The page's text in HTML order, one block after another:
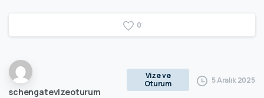
0
schengatevizeoturum
Vize ve
Oturum
5 Aralık 2025